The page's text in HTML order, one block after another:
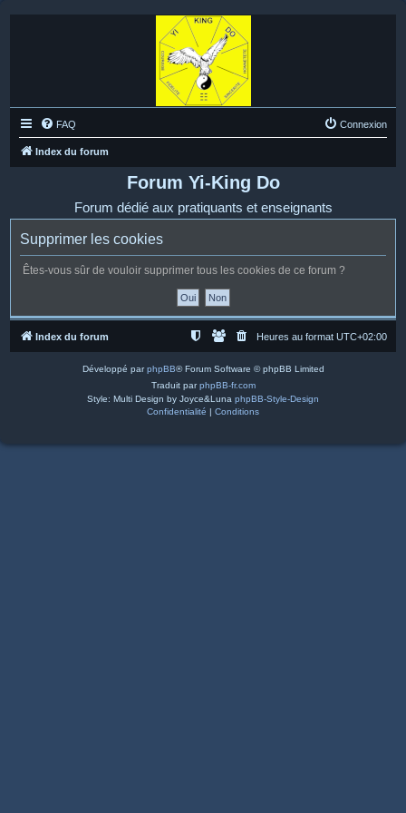
FAQ Connexion
Index du forum
Forum Yi-King Do
Forum dédié aux pratiquants et enseignants
Supprimer les cookies
Êtes-vous sûr de vouloir supprimer tous les cookies de ce forum ?
Index du forum Heures au format UTC+02:00
Développé parphpBB® Forum Software © phpBB Limited
Traduit parphpBB-fr.com
Style: Multi Design by Joyce&Luna phpBB-Style-Design
Confidentialité | Conditions